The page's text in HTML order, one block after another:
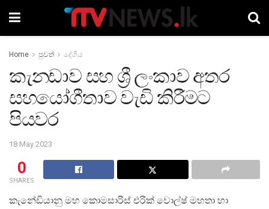
Home පුවත් දේශීය
කැනඩාව සහ ශ්‍රී ලංකාව අතර
සහයෝගීතාව වැඩි කිරීමට
පියවර
18 May 2023
0
SHARES
කැනේඩියානු මහ කොමසාරිස් එරික් වොල්ෂ් මහතා හා